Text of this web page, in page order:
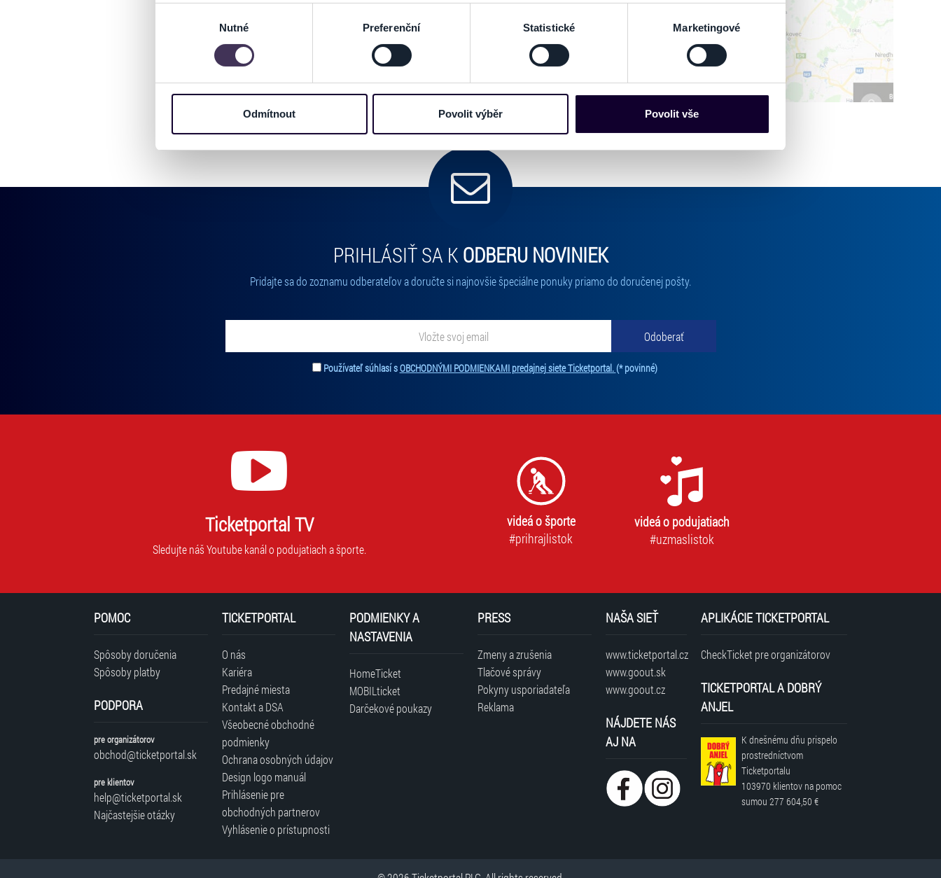
Identifikovali vaše zařízení pomocí aktivního skenování pro konkrétní charakteristiky (otisk prstu)
Zjistěte více o tom, jak zpracováváme vaše osobní údaje, a nastavte si předvolby v
části s podrobnostmi. Svůj souhlas
můžete kdykoliv změnit nebo odvolat v části Prohlášení o souborech cookie.
informace o vašem zařízení nebo vaší aktivitě na našich webových stránkách. Tyto informace mohou představovat
osobní údaje. Získané informace používáme např. k analýze návštěvnosti webu nebo k personalizaci obsahu a reklam.
Jaké typy cookies používáme, naleznete níže. Možnosti zpracování upravíte zaškrtnutím příslušné varianty. Svoji volbu
můžete kdykoliv změnit v zápatí stránky v záložce „Cookies a jejich nastavení“.
Nutné Preferenční Statistické Marketingové
Odmítnout Povolit výběr Povolit vše
PRIHLÁSIŤ SA K ODBERU NOVINIEK
Pridajte sa do zoznamu odberateľov a doručte si najnovšie špeciálne ponuky priamo do doručenej pošty.
Odoberať
Zadajte svoju e-mailovú adresu, na ktorú vám budeme zasielať novinky. Vaša adresa nebude zdieľaná s tretími stranami.
Používateľ súhlasí sOBCHODNÝMI PODMIENKAMI predajnej siete Ticketportal. (* povinné)Tento súhlas je povinný na odber newslettra. Bez súhlasu nie je možné vás
Ticketportal TV
Sledujte náš Youtube kanál o podujatiach a športe.
videá o športe
#prihrajlistok
videá o podujatiach
#uzmaslistok
POMOC
Spôsoby doručenia
Spôsoby platby
PODPORA
pre organizátorov
obchod@ticketportal.sk
pre klientov
help@ticketportal.sk
Najčastejšie otázky
TICKETPORTAL
O nás
Kariéra
Predajné miesta
Kontakt a DSA
Všeobecné obchodné
podmienky
Ochrana osobných údajov
Design logo manuál
Prihlásenie pre
obchodných partnerov
Vyhlásenie o prístupnosti
PODMIENKY A
NASTAVENIA
HomeTicket
MOBILticket
Darčekové poukazy
PRESS
Zmeny a zrušenia
Tlačové správy
Pokyny usporiadateľa
Reklama
NAŠA SIEŤ
www.ticketportal.cz
www.goout.sk
www.goout.cz
NÁJDETE NÁS
AJ NA
APLIKÁCIE TICKETPORTAL
CheckTicket pre organizátorov
TICKETPORTAL A DOBRÝ
ANJEL
K dnešnému dňu prispelo
prostredníctvom
Ticketportalu
103970 klientov na pomoc
sumou277 604,50 €